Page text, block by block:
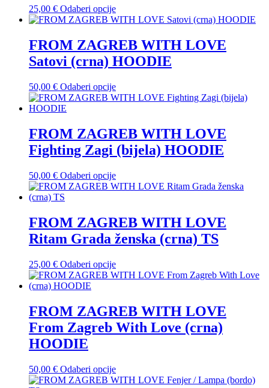
odabrati
na
stranici
proizvoda
25,00 € Odaberi opcijeOvaj
proizvod
više
varijanti.
Opcije
mogu
odabrati
na
proizvoda
FROM ZAGREB WITH LOVE
Satovi (crna) HOODIE
50,00 € Odaberi opcijeOvaj
proizvod
varijanti.
Opcije
se
odabrati
na
stranici
FROM ZAGREB WITH LOVE
Fighting Zagi (bijela) HOODIE
50,00 € Odaberi opcijeOvaj
proizvod
varijanti.
Opcije
se
odabrati
na
stranici
FROM ZAGREB WITH LOVE
Ritam Grada ženska (crna) TS
25,00 € Odaberi opcijeOvaj
proizvod
varijanti.
Opcije
se
stranici
proizvoda
FROM ZAGREB WITH LOVE
From Zagreb With Love (crna)
HOODIE
50,00 € Odaberi opcijeOvaj
proizvod